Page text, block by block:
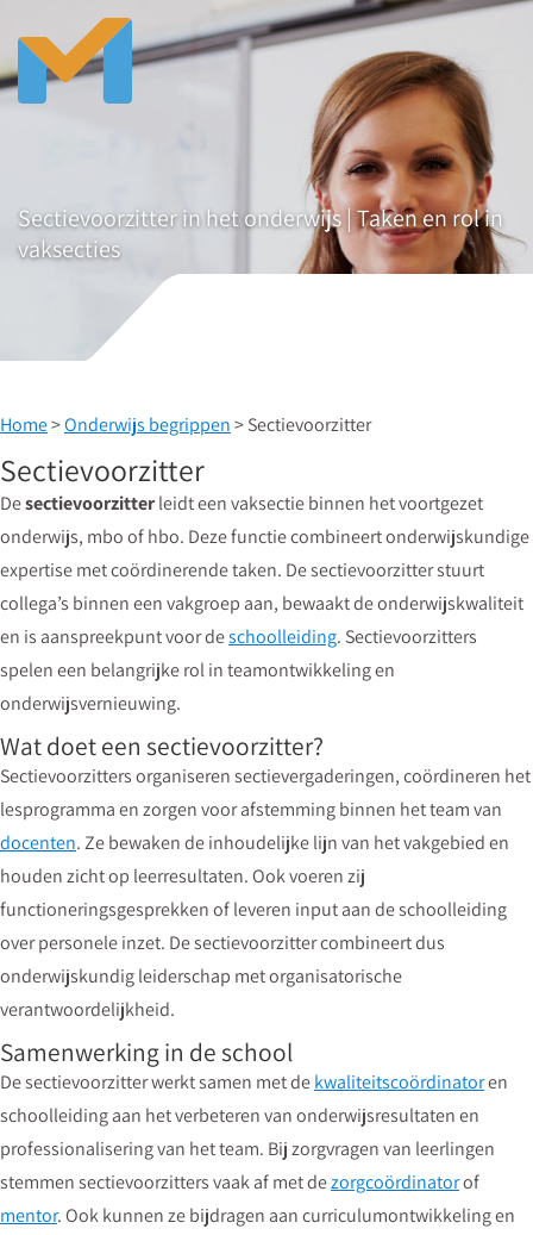
Sectievoorzitter in het onderwijs | Taken en rol in
vaksecties
Home>Onderwijs begrippen> Sectievoorzitter
Sectievoorzitter
Desectievoorzitterleidt een vaksectie binnen het voortgezet
onderwijs, mbo of hbo. Deze functie combineert onderwijskundige
expertise met coördinerende taken. De sectievoorzitter stuurt
collega’s binnen een vakgroep aan, bewaakt de onderwijskwaliteit
en is aanspreekpunt voor deschoolleiding. Sectievoorzitters
spelen een belangrijke rol in teamontwikkeling en
onderwijsvernieuwing.
Wat doet een sectievoorzitter?
Sectievoorzitters organiseren sectievergaderingen, coördineren het
lesprogramma en zorgen voor afstemming binnen het team van
docenten. Ze bewaken de inhoudelijke lijn van het vakgebied en
houden zicht op leerresultaten. Ook voeren zij
functioneringsgesprekken of leveren input aan de schoolleiding
over personele inzet. De sectievoorzitter combineert dus
onderwijskundig leiderschap met organisatorische
verantwoordelijkheid.
Samenwerking in de school
De sectievoorzitter werkt samen met dekwaliteitscoördinatoren
schoolleiding aan het verbeteren van onderwijsresultaten en
professionalisering van het team. Bij zorgvragen van leerlingen
stemmen sectievoorzitters vaak af met dezorgcoördinatorof
mentor. Ook kunnen ze bijdragen aan curriculumontwikkeling en